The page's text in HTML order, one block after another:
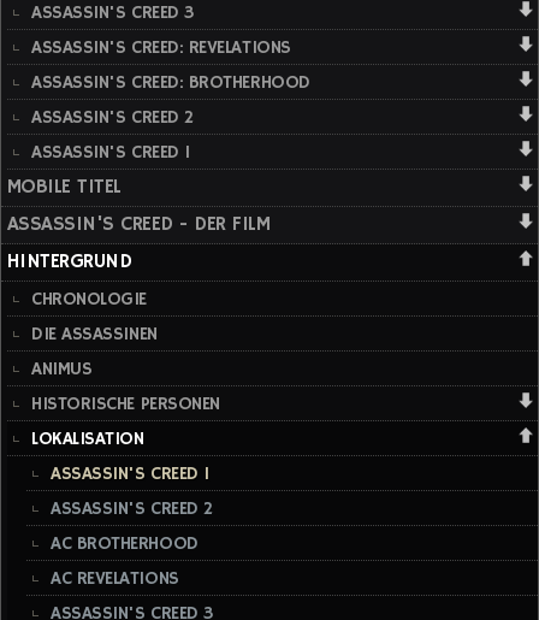
ASSASSIN'S CREED 3
ASSASSIN'S CREED: REVELATIONS
ASSASSIN'S CREED: BROTHERHOOD
ASSASSIN'S CREED 2
ASSASSIN'S CREED 1
MOBILE TITEL
ASSASSIN'S CREED - DER FILM
HINTERGRUND
CHRONOLOGIE
DIE ASSASSINEN
ANIMUS
HISTORISCHE PERSONEN
LOKALISATION
ASSASSIN'S CREED 1
ASSASSIN'S CREED 2
AC BROTHERHOOD
AC REVELATIONS
ASSASSIN'S CREED 3